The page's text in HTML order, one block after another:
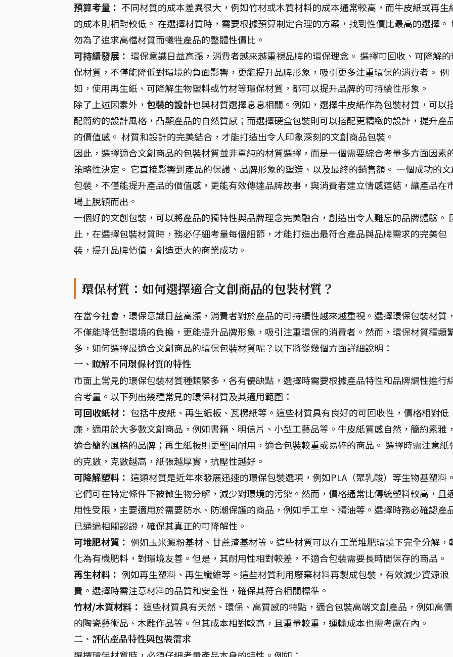
預算考量： 不同材質的成本差異很大，例如竹材或木質材料的成本通常較高，而牛皮紙或再生
的成本則相對較低。 在選擇材質時，需要根據預算制定合理的方案，找到性價比最高的選擇。
勿為了追求高檔材質而犧牲產品的整體性價比。
可持續發展： 環保意識日益高漲，消費者越來越重視品牌的環保理念。 選擇可回收、可降解
保材質，不僅能降低對環境的負面影響，更能提升品牌形象，吸引更多注重環保的消費者。 例
如，使用再生紙、可降解生物塑料或竹材等環保材質，都可以提升品牌的可持續性形象。
除了上述因素外， 包裝的設計也與材質選擇息息相關。例如，選擇牛皮紙作為包裝材質，可以
配簡約的設計風格，凸顯產品的自然質感；而選擇硬盒包裝則可以搭配更精緻的設計，提升產
的價值感。 材質和設計的完美結合，才能打造出令人印象深刻的文創商品包裝。
因此，選擇適合文創商品的包裝材質並非單純的材質選擇，而是一個需要綜合考量多方面因素
策略性決定。 它直接影響到產品的保護、品牌形象的塑造、以及最終的銷售額。 一個成功的
包裝，不僅能提升產品的價值感，更能有效傳達品牌故事，與消費者建立情感連結，讓產品在
場上脫穎而出。
一個好的文創包裝，可以將產品的獨特性與品牌理念完美融合，創造出令人難忘的品牌體驗。
此，在選擇包裝材質時，務必仔細考量每個細節，才能打造出最符合產品與品牌需求的完美包
裝，提升品牌價值，創造更大的商業成功。
環保材質：如何選擇適合文創商品的包裝材質？
在當今社會，環保意識日益高漲，消費者對於產品的可持續性越來越重視。選擇環保包裝材質
不僅能降低對環境的負擔，更能提升品牌形象，吸引注重環保的消費者。然而，環保材質種類
多，如何選擇最適合文創商品的環保包裝材質呢？以下將從幾個方面詳細說明：
一、瞭解不同環保材質的特性
市面上常見的環保包裝材質種類繁多，各有優缺點，選擇時需要根據產品特性和品牌調性進行
合考量。以下列出幾種常見的環保材質及其適用範圍：
可回收紙材： 包括牛皮紙、再生紙板、瓦楞紙等。這些材質具有良好的可回收性，價格相對低
廉，適用於大多數文創商品，例如書籍、明信片、小型工藝品等。牛皮紙質感自然，簡約素雅
適合簡約風格的品牌；再生紙板則更堅固耐用，適合包裝較重或易碎的商品。 選擇時需注意紙
的克數，克數越高，紙張越厚實，抗壓性越好。
可降解塑料： 這類材質是近年來發展迅速的環保包裝選項，例如PLA（聚乳酸）等生物基塑料
它們可在特定條件下被微生物分解，減少對環境的污染。然而，價格通常比傳統塑料較高，且
用性受限，主要適用於需要防水、防潮保護的商品，例如手工皁、精油等。選擇時務必確認產
已通過相關認證，確保其真正的可降解性。
可堆肥材質： 例如玉米澱粉基材、甘蔗渣基材等。這些材質可以在工業堆肥環境下完全分解，
化為有機肥料，對環境友善。但是，其耐用性相對較差，不適合包裝需要長時間保存的商品。
再生材料： 例如再生塑料、再生纖維等。這些材質利用廢棄材料再製成包裝，有效減少資源浪
費。選擇時需注意材料的品質和安全性，確保其符合相關標準。
竹材/木質材料： 這些材質具有天然、環保、高質感的特點，適合包裝高端文創產品，例如高
的陶瓷藝術品、木雕作品等。但其成本相對較高，且重量較重，運輸成本也需考慮在內。
二、評估產品特性與包裝需求